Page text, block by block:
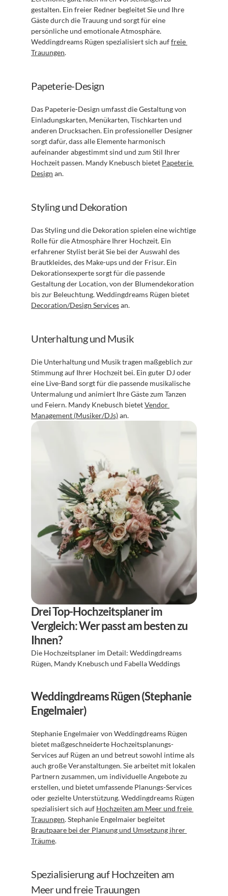
gestalten. Ein freier Redner begleitet Sie und Ihre
Gäste durch die Trauung und sorgt für eine
persönliche und emotionale Atmosphäre.
Weddingdreams Rügen spezialisiert sich auf freie
Trauungen.
Papeterie-Design
Das Papeterie-Design umfasst die Gestaltung von
Einladungskarten, Menükarten, Tischkarten und
anderen Drucksachen. Ein professioneller Designer
sorgt dafür, dass alle Elemente harmonisch
aufeinander abgestimmt sind und zum Stil Ihrer
Hochzeit passen. Mandy Knebusch bietet Papeterie
Design an.
Styling und Dekoration
Das Styling und die Dekoration spielen eine wichtige
Rolle für die Atmosphäre Ihrer Hochzeit. Ein
erfahrener Stylist berät Sie bei der Auswahl des
Brautkleides, des Make-ups und der Frisur. Ein
Dekorationsexperte sorgt für die passende
Gestaltung der Location, von der Blumendekoration
Decoration/Design Services an.
Unterhaltung und Musik
Die Unterhaltung und Musik tragen maßgeblich zur
Stimmung auf Ihrer Hochzeit bei. Ein guter DJ oder
eine Live-Band sorgt für die passende musikalische
Untermalung und animiert Ihre Gäste zum Tanzen
und Feiern. Mandy Knebusch bietet Vendor
Management (Musiker/DJs) an.
Drei Top-Hochzeitsplaner im
Vergleich: Wer passt am besten zu
Ihnen?
Die Hochzeitsplaner im Detail: Weddingdreams
Rügen, Mandy Knebusch und Fabella Weddings
Weddingdreams Rügen (Stephanie
Engelmaier)
Stephanie Engelmaier von Weddingdreams Rügen
bietet maßgeschneiderte Hochzeitsplanungs-
Services auf Rügen an und betreut sowohl intime als
auch große Veranstaltungen. Sie arbeitet mit lokalen
Partnern zusammen, um individuelle Angebote zu
erstellen, und bietet umfassende Planungs-Services
oder gezielte Unterstützung. Weddingdreams Rügen
spezialisiert sich auf Hochzeiten am Meer und freie
Trauungen
Brautpaare bei der Planung und Umsetzung ihrer
Träume.
Spezialisierung auf Hochzeiten am
Meer und freie Trauungen